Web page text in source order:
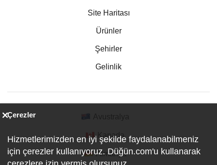
Site Haritası
Ürünler
Şehirler
Gelinlik
Kanada
Almanya
Çerezler
Hizmetlerimizden en iyi şekilde faydalanabilmeniz
için çerezler kullanıyoruz. Düğün.com'u kullanarak